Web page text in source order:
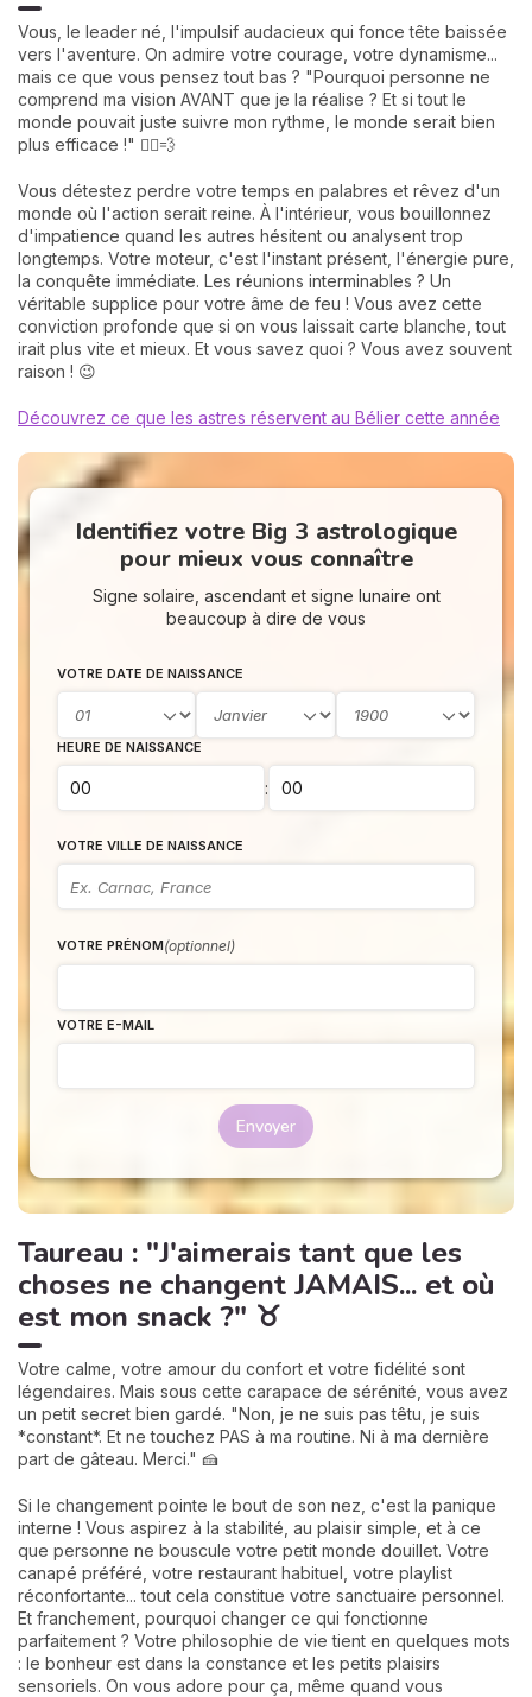
Vous, le leader né, l'impulsif audacieux qui fonce tête baissée
vers l'aventure. On admire votre courage, votre dynamisme...
mais ce que vous pensez tout bas ? "Pourquoi personne ne
comprend ma vision AVANT que je la réalise ? Et si tout le
monde pouvait juste suivre mon rythme, le monde serait bien
plus efficace !" 🏃‍♀️💨
Vous détestez perdre votre temps en palabres et rêvez d'un
monde où l'action serait reine. À l'intérieur, vous bouillonnez
d'impatience quand les autres hésitent ou analysent trop
longtemps. Votre moteur, c'est l'instant présent, l'énergie pure,
la conquête immédiate. Les réunions interminables ? Un
véritable supplice pour votre âme de feu ! Vous avez cette
conviction profonde que si on vous laissait carte blanche, tout
irait plus vite et mieux. Et vous savez quoi ? Vous avez souvent
raison ! 😉
Découvrez ce que les astres réservent au Bélier cette année
Identifiez votre Big 3 astrologique
pour mieux vous connaître
Signe solaire, ascendant et signe lunaire ont
beaucoup à dire de vous
VOTRE DATE DE NAISSANCE
HEURE DE NAISSANCE
:
VOTRE VILLE DE NAISSANCE
VOTRE PRÉNOM(optionnel)
VOTRE E-MAIL
Envoyer
Taureau : "J'aimerais tant que les
choses ne changent JAMAIS... et où
est mon snack ?" ♉
Votre calme, votre amour du confort et votre fidélité sont
légendaires. Mais sous cette carapace de sérénité, vous avez
un petit secret bien gardé. "Non, je ne suis pas têtu, je suis
*constant*. Et ne touchez PAS à ma routine. Ni à ma dernière
part de gâteau. Merci." 🍰
Si le changement pointe le bout de son nez, c'est la panique
interne ! Vous aspirez à la stabilité, au plaisir simple, et à ce
que personne ne bouscule votre petit monde douillet. Votre
canapé préféré, votre restaurant habituel, votre playlist
réconfortante... tout cela constitue votre sanctuaire personnel.
Et franchement, pourquoi changer ce qui fonctionne
parfaitement ? Votre philosophie de vie tient en quelques mots
: le bonheur est dans la constance et les petits plaisirs
sensoriels. On vous adore pour ça, même quand vous